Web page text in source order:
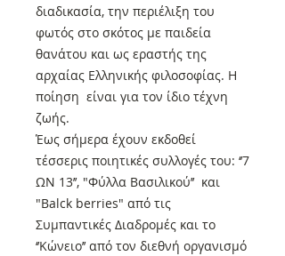
διαδικασία, την περιέλιξη του
φωτός στο σκότος με παιδεία
θανάτου και ως εραστής της
αρχαίας Ελληνικής φιλοσοφίας. Η
ποίηση είναι για τον ίδιο τέχνη
ζωής.
Έως σήμερα έχουν εκδοθεί
τέσσερις ποιητικές συλλογές του: ‘’7
ΩΝ 13’’, "Φύλλα Βασιλικού’’ και
"Balck berries" από τις
Συμπαντικές Διαδρομές και το
‘’Κώνειο’’ από τον διεθνή οργανισμό